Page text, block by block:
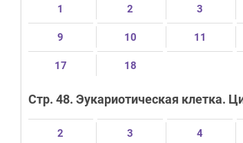
1 2 3
9 10 11
17 18
Стр. 48. Эукариотическая клетка.
2 3 4